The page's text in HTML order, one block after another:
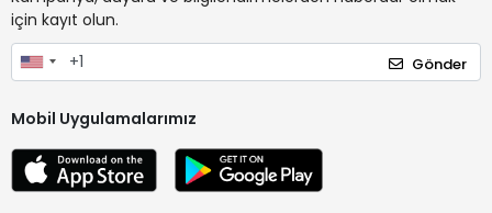
için kayıt olun.
Gönder
Mobil Uygulamalarımız